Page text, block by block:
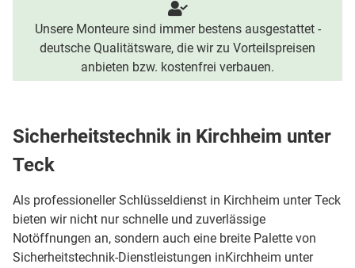
Unsere Monteure sind immer bestens ausgestattet -
deutsche Qualitätsware, die wir zu Vorteilspreisen
anbieten bzw. kostenfrei verbauen.
Sicherheitstechnik in Kirchheim unter
Teck
Als professioneller Schlüsseldienst in Kirchheim unter Teck
bieten wir nicht nur schnelle und zuverlässige
Notöffnungen an, sondern auch eine breite Palette von
Sicherheitstechnik-Dienstleistungen inKirchheim unter